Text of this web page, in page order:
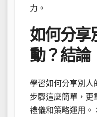
力。
如何分享
動？結論
學習如何分享別人
步驟這麼簡單，更
禮儀和策略運用。